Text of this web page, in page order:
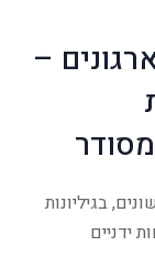
–
בגיליונות
ידניים